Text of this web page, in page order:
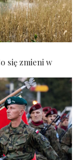
się zmieni w